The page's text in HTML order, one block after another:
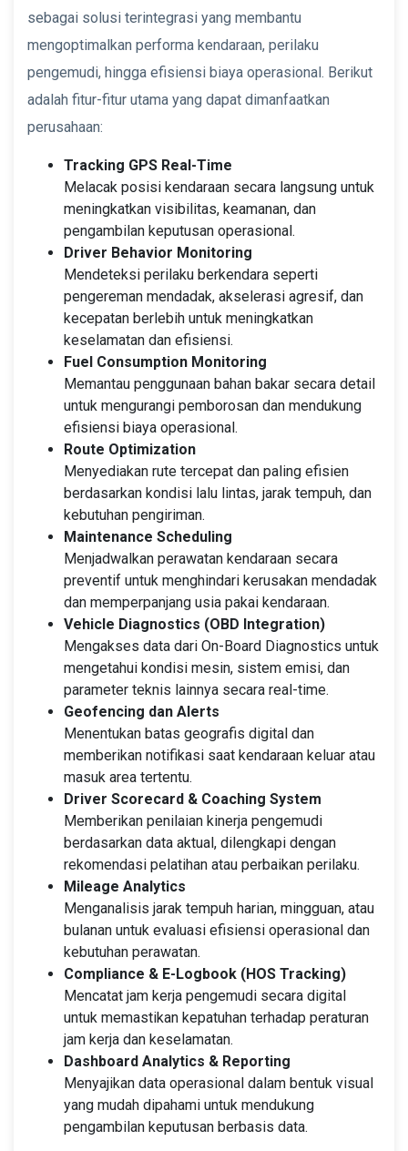
sebagai solusi terintegrasi yang membantu
mengoptimalkan performa kendaraan, perilaku
pengemudi, hingga efisiensi biaya operasional. Berikut
adalah fitur-fitur utama yang dapat dimanfaatkan
perusahaan:
Tracking GPS Real-Time
Melacak posisi kendaraan secara langsung untuk
meningkatkan visibilitas, keamanan, dan
pengambilan keputusan operasional.
Driver Behavior Monitoring
Mendeteksi perilaku berkendara seperti
pengereman mendadak, akselerasi agresif, dan
kecepatan berlebih untuk meningkatkan
keselamatan dan efisiensi.
Fuel Consumption Monitoring
Memantau penggunaan bahan bakar secara detail
untuk mengurangi pemborosan dan mendukung
efisiensi biaya operasional.
Route Optimization
Menyediakan rute tercepat dan paling efisien
berdasarkan kondisi lalu lintas, jarak tempuh, dan
kebutuhan pengiriman.
Maintenance Scheduling
Menjadwalkan perawatan kendaraan secara
preventif untuk menghindari kerusakan mendadak
dan memperpanjang usia pakai kendaraan.
Vehicle Diagnostics (OBD Integration)
Mengakses data dari On-Board Diagnostics untuk
mengetahui kondisi mesin, sistem emisi, dan
parameter teknis lainnya secara real-time.
Geofencing dan Alerts
Menentukan batas geografis digital dan
memberikan notifikasi saat kendaraan keluar atau
masuk area tertentu.
Driver Scorecard & Coaching System
Memberikan penilaian kinerja pengemudi
berdasarkan data aktual, dilengkapi dengan
rekomendasi pelatihan atau perbaikan perilaku.
Mileage Analytics
Menganalisis jarak tempuh harian, mingguan, atau
bulanan untuk evaluasi efisiensi operasional dan
kebutuhan perawatan.
Compliance & E-Logbook (HOS Tracking)
Mencatat jam kerja pengemudi secara digital
untuk memastikan kepatuhan terhadap peraturan
jam kerja dan keselamatan.
Dashboard Analytics & Reporting
Menyajikan data operasional dalam bentuk visual
yang mudah dipahami untuk mendukung
pengambilan keputusan berbasis data.